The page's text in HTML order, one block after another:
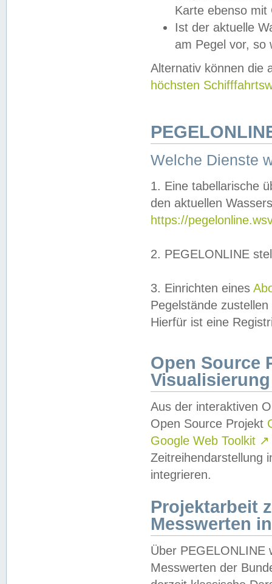
Karte ebenso mit
Ist der aktuelle
am Pegel vor,
Alternativ können die
höchsten
Welche Dienste
1. Eine tabellarische
den aktuellen
https://
2. PEGELONLINE
3. Einrichten eines
Pegelstände
Hierfür ist eine
Open Source
Visualisierung
Aus der interaktiven
Open Source Projekt
Google Web Toolkit ↗
Zeitreihendarstellung
integrieren.
Projektarbeit
Messwerten
Über PEGELONLINE
Messwerten der